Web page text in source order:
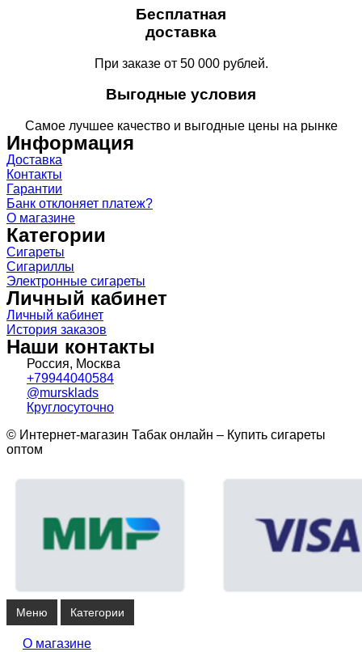
Бесплатная
доставка
При заказе от 50 000 рублей.
Выгодные условия
Самое лучшее качество и выгодные цены на рынке
Информация
Доставка
Контакты
Гарантии
Банк отклоняет платеж?
О магазине
Категории
Сигареты
Сигариллы
Электронные сигареты
Личный кабинет
Личный кабинет
История заказов
Наши контакты
Россия, Москва
+79944040584
@mursklads
Круглосуточно
© Интернет-магазин Табак онлайн – Купить сигареты
оптом
Меню Категории
О магазине